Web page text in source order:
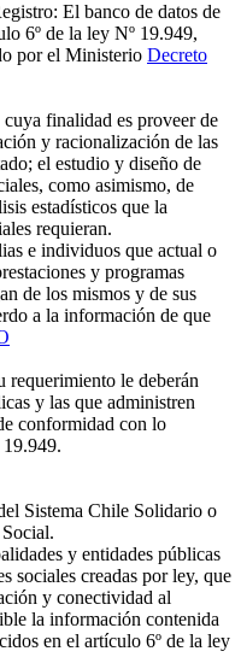
El banco de datos de
6º de la ley Nº 19.949,
por el Ministerio Decreto
finalidad es proveer de
y racionalización de las
el estudio y diseño de
como asimismo, de
estadísticos que la
requieran.
e individuos que actual o
y programas
de los mismos y de sus
a la información de que
requerimiento le deberán
y las que administren
conformidad con lo
Sistema Chile Solidario o
y entidades públicas
sociales creadas por ley, que
y conectividad al
la información contenida
en el artículo 6º de la ley